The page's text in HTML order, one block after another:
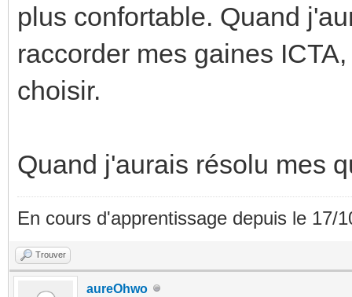
plus confortable. Quand
raccorder mes gaines
choisir.
Quand j'aurais résolu mes
En cours d'apprentissage depuis le 17/
Trouver
aureOhwo